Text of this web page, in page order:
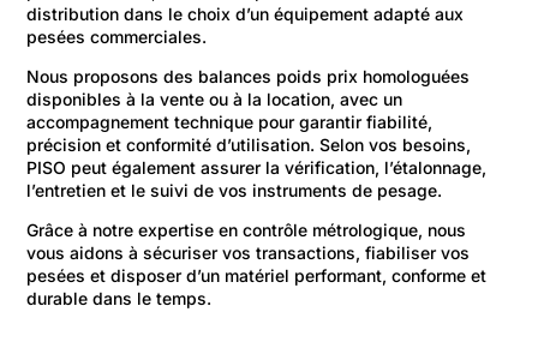
distribution dans le choix d’un équipement adapté aux
pesées commerciales.
Nous proposons des balances poids prix homologuées
disponibles à la vente ou à la location, avec un
accompagnement technique pour garantir fiabilité,
précision et conformité d’utilisation. Selon vos besoins,
PISO peut également assurer la vérification, l’étalonnage,
l’entretien et le suivi de vos instruments de pesage.
Grâce à notre expertise en contrôle métrologique, nous
vous aidons à sécuriser vos transactions, fiabiliser vos
pesées et disposer d’un matériel performant, conforme et
durable dans le temps.